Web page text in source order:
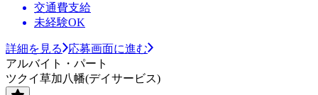
交通費支給
未経験OK
詳細を見る
応募画面に進む
アルバイト・パート
ツクイ草加八幡(デイサービス)